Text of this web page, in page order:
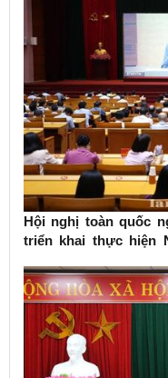
Hội nghị toàn quốc
triển khai thực hiện